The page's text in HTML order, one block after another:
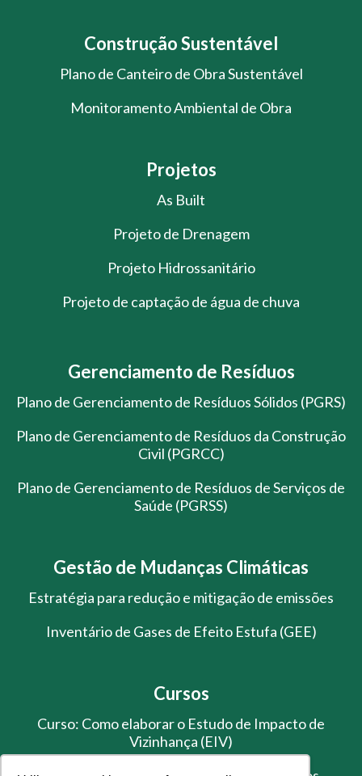
Construção Sustentável
Plano de Canteiro de Obra Sustentável
Monitoramento Ambiental de Obra
Projetos
As Built
Projeto de Drenagem
Projeto Hidrossanitário
Projeto de captação de água de chuva
Gerenciamento de Resíduos
Plano de Gerenciamento de Resíduos Sólidos (PGRS)
Plano de Gerenciamento de Resíduos da Construção
Civil (PGRCC)
Plano de Gerenciamento de Resíduos de Serviços de
Saúde (PGRSS)
Gestão de Mudanças Climáticas
Estratégia para redução e mitigação de emissões
Inventário de Gases de Efeito Estufa (GEE)
Cursos
Curso: Como elaborar o Estudo de Impacto de
Vizinhança (EIV)